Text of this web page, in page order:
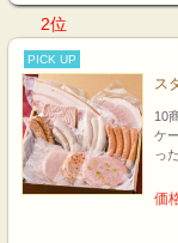
2位
PICK UP
ス
10
ケ
っ
価